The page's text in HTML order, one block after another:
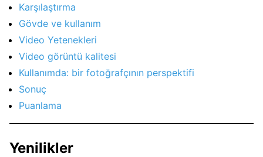
Karşılaştırma
Gövde ve kullanım
Video Yetenekleri
Video görüntü kalitesi
Kullanımda: bir fotoğrafçının perspektifi
Sonuç
Puanlama
Yenilikler